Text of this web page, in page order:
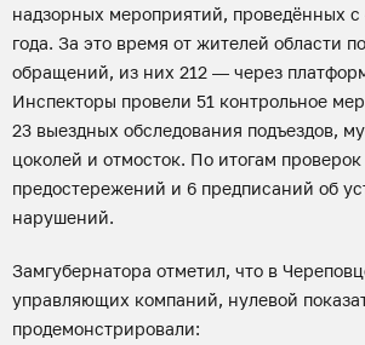
надзорных мероприятий, проведённых с
года. За это время от жителей области
обращений, из них 212 — через
Инспекторы провели 51 контрольное
23 выездных обследования подъездов,
цоколей и отмосток. По итогам
предостережений и 6 предписаний об
нарушений.
Замгубернатора отметил, что в
управляющих компаний, нулевой
продемонстрировали: